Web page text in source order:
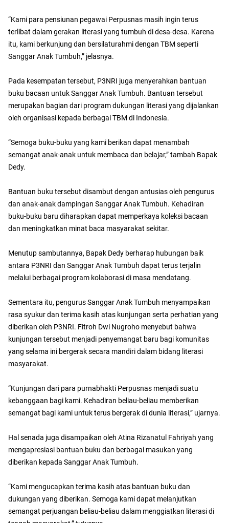
“Kami para pensiunan pegawai Perpusnas masih ingin terus
terlibat dalam gerakan literasi yang tumbuh di desa-desa. Karena
itu, kami berkunjung dan bersilaturahmi dengan TBM seperti
Sanggar Anak Tumbuh,” jelasnya.
Pada kesempatan tersebut, P3NRI juga menyerahkan bantuan
buku bacaan untuk Sanggar Anak Tumbuh. Bantuan tersebut
merupakan bagian dari program dukungan literasi yang dijalankan
oleh organisasi kepada berbagai TBM di Indonesia.
“Semoga buku-buku yang kami berikan dapat menambah
semangat anak-anak untuk membaca dan belajar,” tambah Bapak
Dedy.
Bantuan buku tersebut disambut dengan antusias oleh pengurus
dan anak-anak dampingan Sanggar Anak Tumbuh. Kehadiran
buku-buku baru diharapkan dapat memperkaya koleksi bacaan
dan meningkatkan minat baca masyarakat sekitar.
Menutup sambutannya, Bapak Dedy berharap hubungan baik
antara P3NRI dan Sanggar Anak Tumbuh dapat terus terjalin
melalui berbagai program kolaborasi di masa mendatang.
Sementara itu, pengurus Sanggar Anak Tumbuh menyampaikan
rasa syukur dan terima kasih atas kunjungan serta perhatian yang
diberikan oleh P3NRI. Fitroh Dwi Nugroho menyebut bahwa
kunjungan tersebut menjadi penyemangat baru bagi komunitas
yang selama ini bergerak secara mandiri dalam bidang literasi
masyarakat.
“Kunjungan dari para purnabhakti Perpusnas menjadi suatu
kebanggaan bagi kami. Kehadiran beliau-beliau memberikan
semangat bagi kami untuk terus bergerak di dunia literasi,” ujarnya.
Hal senada juga disampaikan oleh Atina Rizanatul Fahriyah yang
mengapresiasi bantuan buku dan berbagai masukan yang
diberikan kepada Sanggar Anak Tumbuh.
“Kami mengucapkan terima kasih atas bantuan buku dan
dukungan yang diberikan. Semoga kami dapat melanjutkan
semangat perjuangan beliau-beliau dalam menggiatkan literasi di